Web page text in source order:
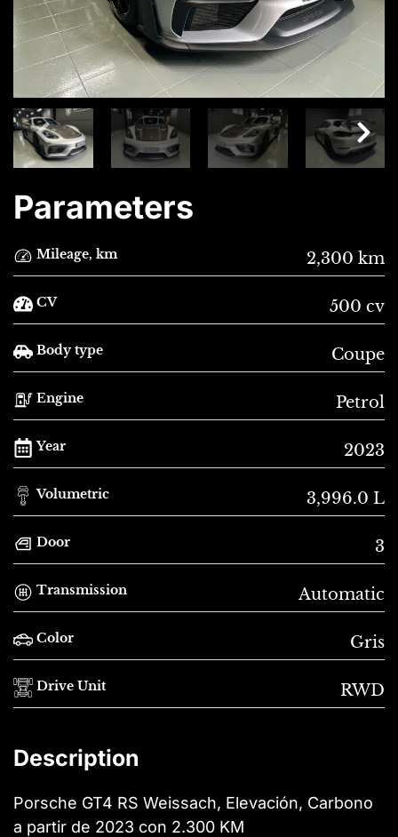
Parameters
Mileage, km 2,300 km
CV 500 cv
Body type Coupe
Engine Petrol
Year 2023
Volumetric 3,996.0 L
Door 3
Transmission Automatic
Color Gris
Drive Unit RWD
Description
Porsche GT4 RS Weissach, Elevación, Carbono
a partir de 2023 con 2.300 KM